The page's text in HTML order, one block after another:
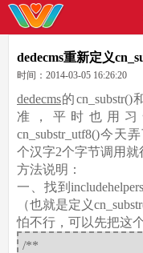
dedecms重新定义
时间：2014-03-05 16:26:20
dedecms的cn_substr()
准，平时也用习
cn_substr_utf8()今天
个汉字2个字节调用就
方法说明：
一、找到
（也就是定义
怕不行，可以先把这
/**